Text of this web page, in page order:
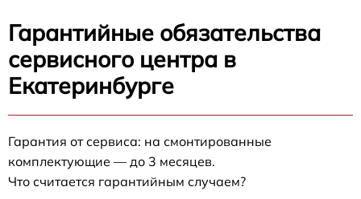
Гарантийные обязательства
сервисного центра в
Екатеринбурге
Гарантия от сервиса: на смонтированные
комплектующие — до 3 месяцев.
Что считается гарантийным случаем?